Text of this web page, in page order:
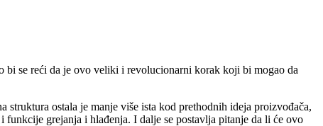
bi se reći da je ovo veliki i revolucionarni korak koji bi mogao da
ostala je manje više ista kod prethodnih ideja proizvođača,
funkcije grejanja i hlađenja. I dalje se postavlja pitanje da li će ovo